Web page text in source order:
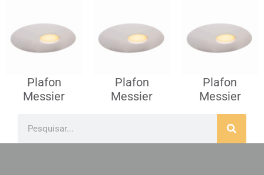
Plafon
Messier
Plafon
Messier
Plafon
Messier